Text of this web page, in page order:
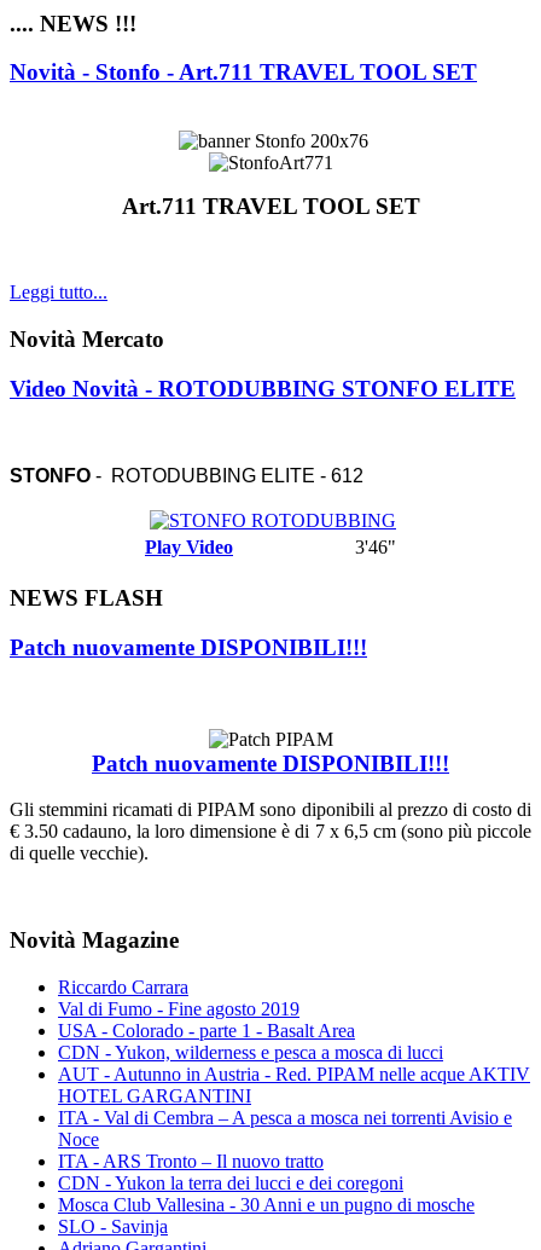
.... NEWS !!!
Novità - Stonfo - Art.711 TRAVEL TOOL SET
Art.711 TRAVEL TOOL SET
Leggi tutto...
Novità Mercato
Video Novità - ROTODUBBING STONFO ELITE
STONFO - ROTODUBBING ELITE - 612
Play Video 3'46"
NEWS FLASH
Patch nuovamente DISPONIBILI!!!
Patch nuovamente DISPONIBILI!!!
Gli stemmini ricamati di PIPAM sono diponibili al prezzo di costo di
€ 3.50 cadauno, la loro dimensione è di 7 x 6,5 cm (sono più piccole
di quelle vecchie).
Novità Magazine
Riccardo Carrara
Val di Fumo - Fine agosto 2019
USA - Colorado - parte 1 - Basalt Area
CDN - Yukon, wilderness e pesca a mosca di lucci
AUT - Autunno in Austria - Red. PIPAM nelle acque AKTIV
HOTEL GARGANTINI
ITA - Val di Cembra – A pesca a mosca nei torrenti Avisio e
Noce
ITA - ARS Tronto – Il nuovo tratto
CDN - Yukon la terra dei lucci e dei coregoni
Mosca Club Vallesina - 30 Anni e un pugno di mosche
SLO - Savinja